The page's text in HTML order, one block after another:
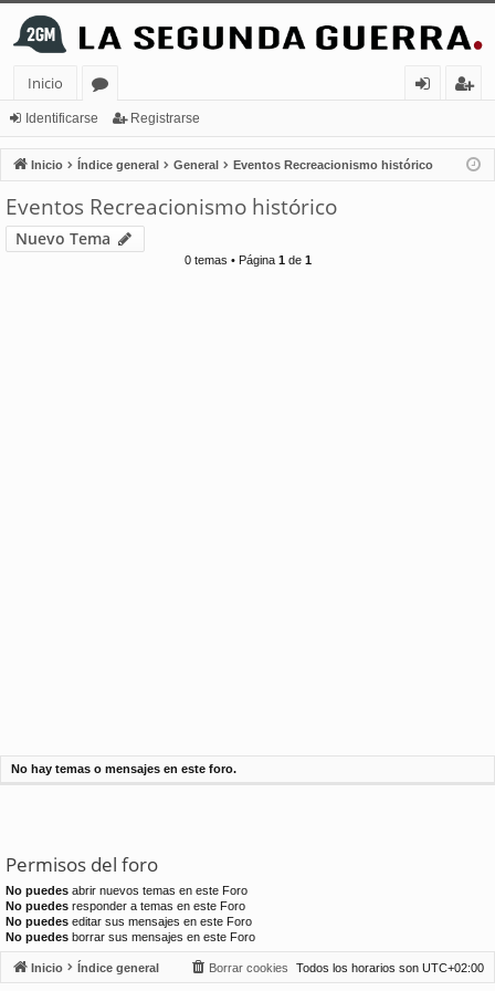
Inicio
or
os
nt
ifi
ist
ra
Identificarse Registrarse
Inicio Índice general General Eventos Recreacionismo histórico
Eventos Recreacionismo histórico
Nuevo Tema
0 temas • Página 1de 1
No hay temas o mensajes en este foro.
Permisos del foro
No puedes abrir nuevos temas en este Foro
No puedes responder a temas en este Foro
No puedes editar sus mensajes en este Foro
No puedes borrar sus mensajes en este Foro
Inicio Índice general Todos los horarios son UTC+02:00
Borrar cookies